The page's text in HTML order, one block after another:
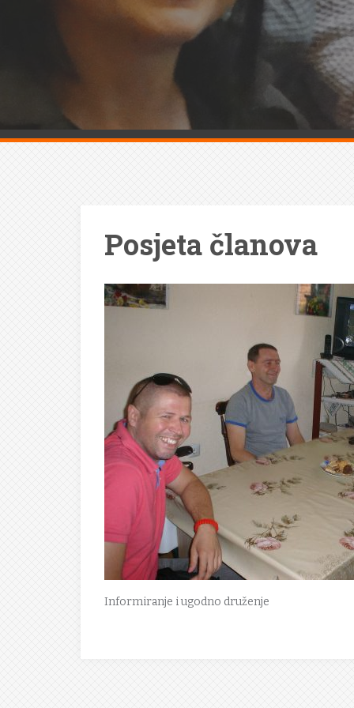
Posjeta članova
Informiranje i ugodno druženje